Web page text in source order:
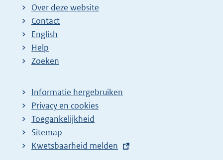
Over deze website
Contact
English
Help
Zoeken
Informatie hergebruiken
Privacy en cookies
Toegankelijkheid
Sitemap
E
Kwetsbaarheid melden